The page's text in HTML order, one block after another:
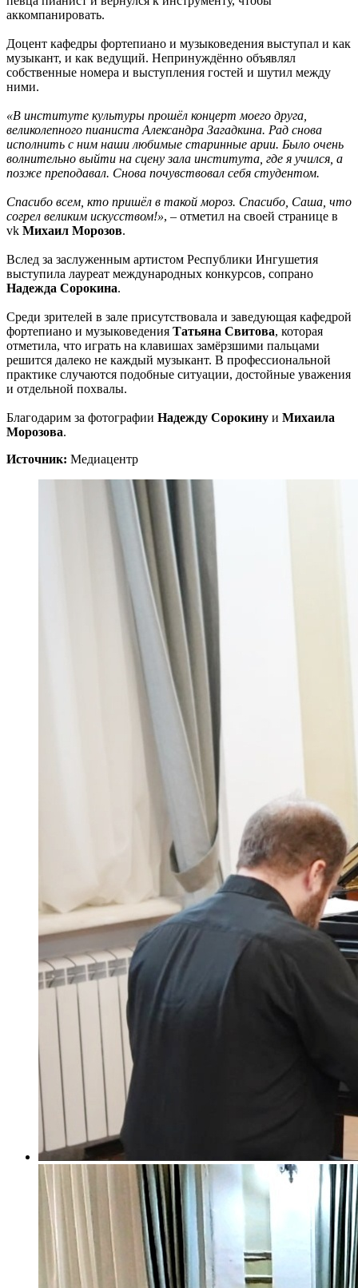
аккомпанировать.
Доцент кафедры фортепиано и музыковедения выступал и как
музыкант, и как ведущий. Непринуждённо объявлял
собственные номера и выступления гостей и шутил между
ними.
«В институте культуры прошёл концерт моего друга,
великолепного пианиста Александра Загадкина. Рад снова
исполнить с ним наши любимые старинные арии. Было очень
волнительно выйти на сцену зала института, где я учился, а
позже преподавал. Снова почувствовал себя студентом.
Спасибо всем, кто пришёл в такой мороз. Спасибо, Саша, что
согрел великим искусством!», – отметил на своей странице в
vk Михаил Морозов.
Вслед за заслуженным артистом Республики Ингушетия
выступила лауреат международных конкурсов, сопрано
Надежда Сорокина.
Среди зрителей в зале присутствовала и заведующая кафедрой
фортепиано и музыковедения Татьяна Свитова, которая
отметила, что играть на клавишах замёрзшими пальцами
решится далеко не каждый музыкант. В профессиональной
практике случаются подобные ситуации, достойные уважения
и отдельной похвалы.
Благодарим за фотографии Надежду Сорокину и Михаила
Морозова.
Источник: Медиацентр